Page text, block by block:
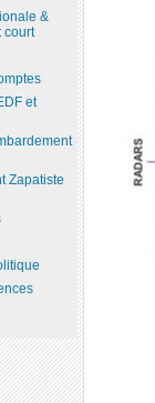
&
court
et
Zapatiste